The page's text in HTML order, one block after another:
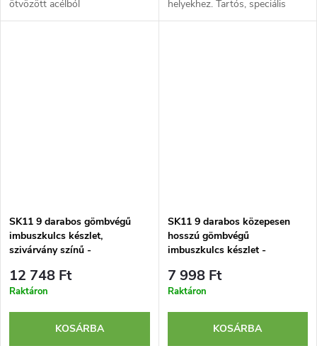
ötvözött acélból
készült. Csavartartó funkciója
helyekhez. Tartós, speciális
ötvözött acélból készült.
SK11 9 darabos gömbvégű
imbuszkulcs készlet,
szivárvány színű -
12 748 Ft
Raktáron
KOSÁRBA
SK11 9 darabos közepesen
hosszú gömbvégű
imbuszkulcs készlet -
7 998 Ft
Raktáron
KOSÁRBA